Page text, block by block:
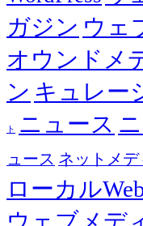
ガジン ウェ
オウンドメ
ン キュレー
ト ニュース
ュース ネットメデ
ローカル